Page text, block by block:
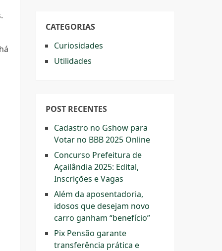
CATEGORIAS
Curiosidades
Utilidades
POST RECENTES
Cadastro no Gshow para
Votar no BBB 2025 Online
Concurso Prefeitura de
Açailândia 2025: Edital,
Inscrições e Vagas
Além da aposentadoria,
idosos que desejam novo
carro ganham “benefício”
Pix Pensão garante
transferência prática e